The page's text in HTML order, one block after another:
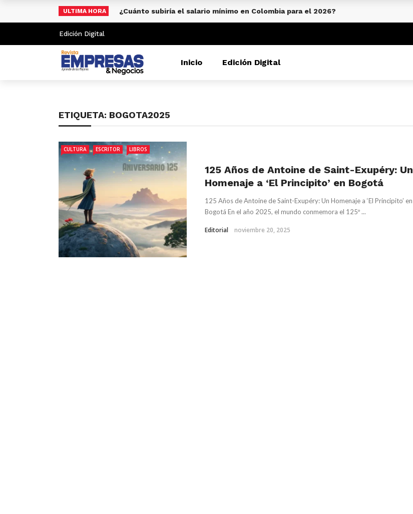
ULTIMA HORA ¿Cuánto subiría el salario mínimo en Colombia para el 2026?
Edición Digital
Inicio Edición Digital
ETIQUETA: BOGOTA2025
CULTURA ESCRITOR LIBROS
125 Años de Antoine de Saint-Exupéry: Un
Homenaje a ‘El Principito’ en Bogotá
125 Años de Antoine de Saint-Exupéry: Un Homenaje a ‘El Principito’ en
Bogotá En el año 2025, el mundo conmemora el 125º ...
Editorial noviembre 20, 2025